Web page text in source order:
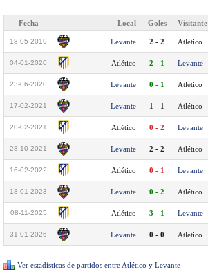
Fecha Local Goles Visitante
18-05-2019 Levante 2 - 2 Atlético
04-01-2020 Atlético 2 - 1 Levante
23-06-2020 Levante 0 - 1 Atlético
17-02-2021 Levante 1 - 1 Atlético
20-02-2021 Atlético 0 - 2 Levante
28-10-2021 Levante 2 - 2 Atlético
16-02-2022 Atlético 0 - 1 Levante
18-01-2023 Levante 0 - 2 Atlético
08-11-2025 Atlético 3 - 1 Levante
31-01-2026 Levante 0 - 0 Atlético
Ver estadísticas de partidos entre Atlético y Levante